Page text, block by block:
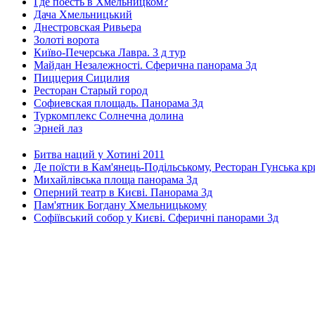
Дача Хмельницький
Днестровская Ривьера
Золоті ворота
Київо-Печерська Лавра. 3 д тур
Майдан Незалежності. Сферична панорама 3д
Пиццерия Сицилия
Ресторан Старый город
Софиевская площадь. Панорама 3д
Туркомплекс Солнечна долина
Эрней лаз
Битва наций у Хотині 2011
Де поїсти в Кам'янець-Подільському, Ресторан Гунська
Михайлівська площа панорама 3д
Оперний театр в Києві. Панорама 3д
Пам'ятник Богдану Хмельницькому
Софіївський собор у Києві. Сферичні панорами 3д